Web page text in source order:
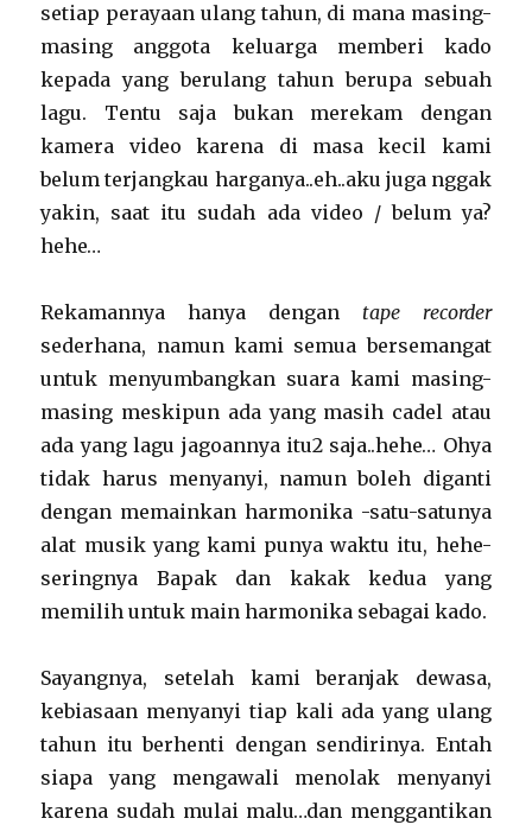
setiap perayaan ulang tahun, di mana masing-
masing anggota keluarga memberi kado
kepada yang berulang tahun berupa sebuah
lagu. Tentu saja bukan merekam dengan
kamera video karena di masa kecil kami
belum terjangkau harganya..eh..aku juga nggak
yakin, saat itu sudah ada video / belum ya?
hehe…
Rekamannya hanya dengan tape recorder
sederhana, namun kami semua bersemangat
untuk menyumbangkan suara kami masing-
masing meskipun ada yang masih cadel atau
ada yang lagu jagoannya itu2 saja..hehe… Ohya
tidak harus menyanyi, namun boleh diganti
dengan memainkan harmonika -satu-satunya
alat musik yang kami punya waktu itu, hehe-
seringnya Bapak dan kakak kedua yang
memilih untuk main harmonika sebagai kado.
Sayangnya, setelah kami beranjak dewasa,
kebiasaan menyanyi tiap kali ada yang ulang
tahun itu berhenti dengan sendirinya. Entah
siapa yang mengawali menolak menyanyi
karena sudah mulai malu…dan menggantikan